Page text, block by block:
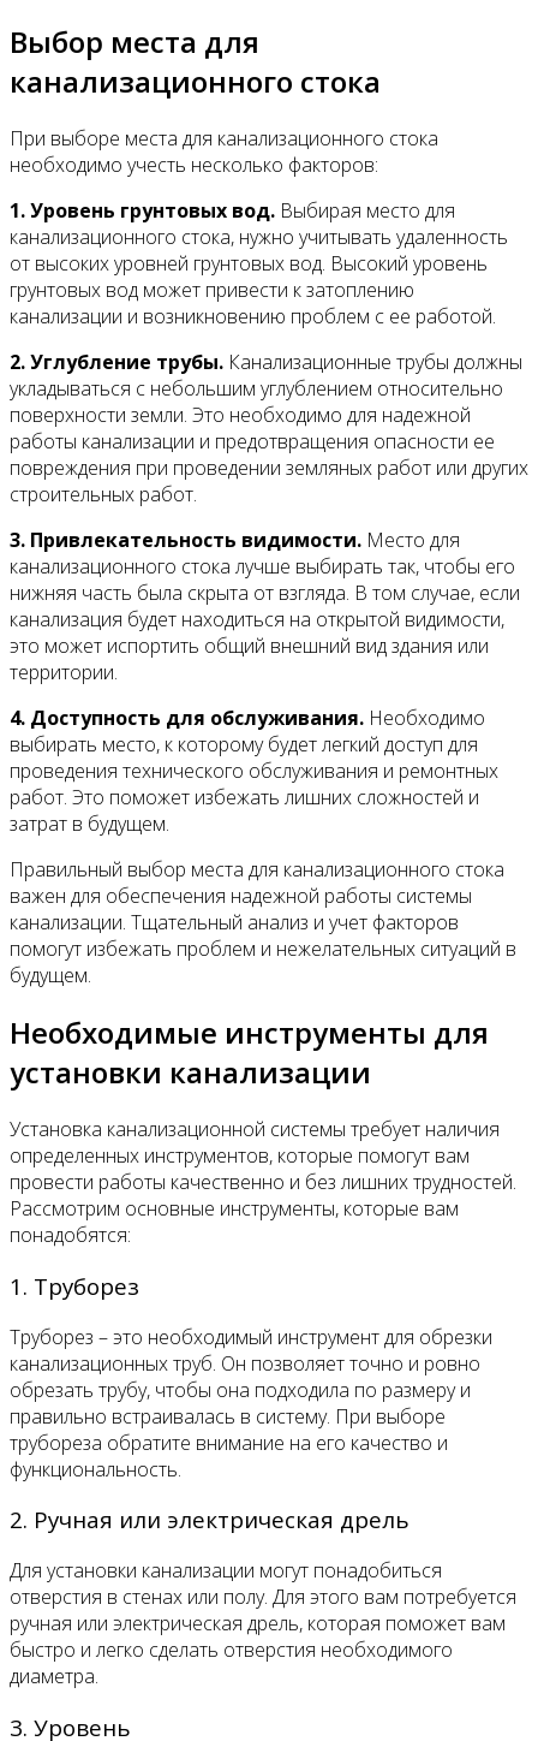
Выбор места для
канализационного стока
При выборе места для канализационного стока
необходимо учесть несколько факторов:
1. Уровень грунтовых вод. Выбирая место для
канализационного стока, нужно учитывать удаленность
от высоких уровней грунтовых вод. Высокий уровень
грунтовых вод может привести к затоплению
канализации и возникновению проблем с ее работой.
2. Углубление трубы. Канализационные трубы должны
укладываться с небольшим углублением относительно
поверхности земли. Это необходимо для надежной
работы канализации и предотвращения опасности ее
повреждения при проведении земляных работ или других
строительных работ.
3. Привлекательность видимости. Место для
канализационного стока лучше выбирать так, чтобы его
нижняя часть была скрыта от взгляда. В том случае, если
канализация будет находиться на открытой видимости,
это может испортить общий внешний вид здания или
территории.
4. Доступность для обслуживания. Необходимо
выбирать место, к которому будет легкий доступ для
проведения технического обслуживания и ремонтных
работ. Это поможет избежать лишних сложностей и
затрат в будущем.
Правильный выбор места для канализационного стока
важен для обеспечения надежной работы системы
канализации. Тщательный анализ и учет факторов
помогут избежать проблем и нежелательных ситуаций в
будущем.
Необходимые инструменты для
установки канализации
Установка канализационной системы требует наличия
определенных инструментов, которые помогут вам
провести работы качественно и без лишних трудностей.
Рассмотрим основные инструменты, которые вам
понадобятся:
1. Труборез
Труборез – это необходимый инструмент для обрезки
канализационных труб. Он позволяет точно и ровно
обрезать трубу, чтобы она подходила по размеру и
правильно встраивалась в систему. При выборе
трубореза обратите внимание на его качество и
функциональность.
2. Ручная или электрическая дрель
Для установки канализации могут понадобиться
отверстия в стенах или полу. Для этого вам потребуется
ручная или электрическая дрель, которая поможет вам
быстро и легко сделать отверстия необходимого
диаметра.
3. Уровень